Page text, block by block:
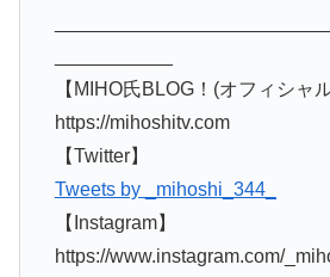
【MIHO氏BLOG！(オフィシャ
https://mihoshitv.com
【Twitter】
Tweets by _mihoshi_344_
【Instagram】
https://www.instagram.com/